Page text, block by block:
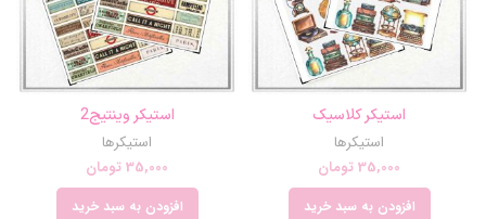
استیکر کلاسیک
استیکرها
35,000تومان
افزودن به سبد خرید
استیکر وینتیج2
استیکرها
35,000تومان
افزودن به سبد خرید